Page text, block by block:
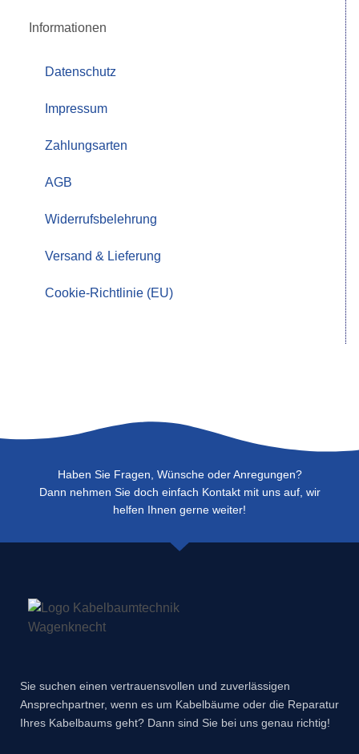
Informationen
Datenschutz
Impressum
Zahlungsarten
AGB
Widerrufsbelehrung
Versand & Lieferung
Cookie-Richtlinie (EU)
Haben Sie Fragen, Wünsche oder Anregungen?
Dann nehmen Sie doch einfach Kontakt mit uns auf, wir
helfen Ihnen gerne weiter!
Sie suchen einen vertrauensvollen und zuverlässigen
Ansprechpartner, wenn es um Kabelbäume oder die Reparatur
Ihres Kabelbaums geht? Dann sind Sie bei uns genau richtig!